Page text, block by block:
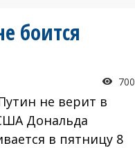
боится
700
не верит в
Дональда
в пятницу 8